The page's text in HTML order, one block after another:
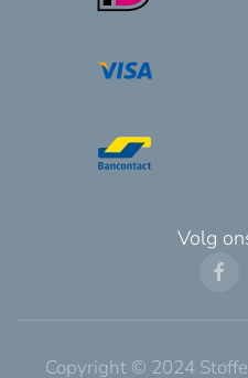
Volg
Copyright © 2024